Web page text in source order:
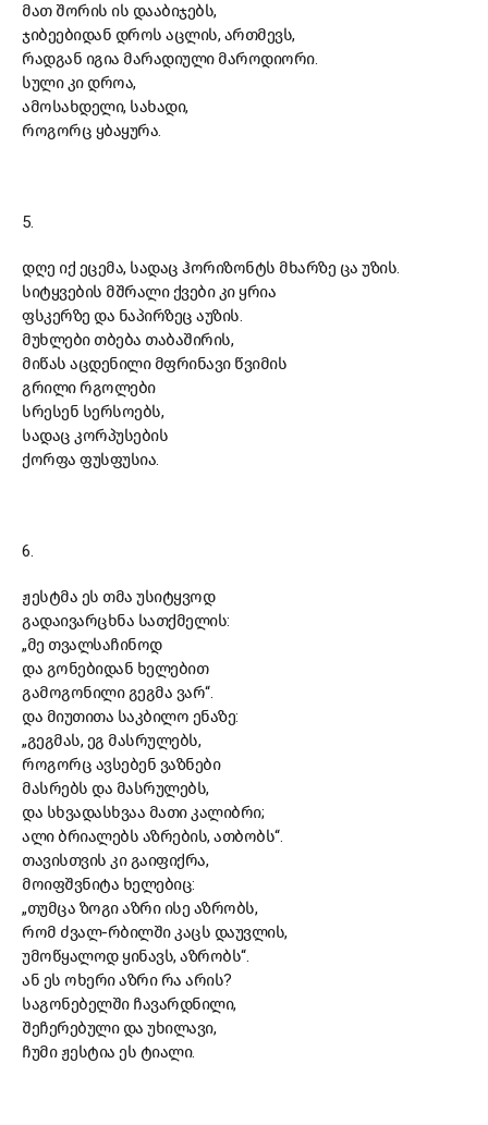
მათ შორის ის დააბიჯებს,
ჯიბეებიდან დროს აცლის, ართმევს,
რადგან იგია მარადიული მაროდიორი.
სული კი დროა,
ამოსახდელი, სახადი,
როგორც ყბაყურა.
5.
დღე იქ ეცემა, სადაც ჰორიზონტს მხარზე ცა უზის.
სიტყვების მშრალი ქვები კი ყრია
ფსკერზე და ნაპირზეც აუზის.
მუხლები თბება თაბაშირის,
მიწას აცდენილი მფრინავი წვიმის
გრილი რგოლები
სრესენ სერსოებს,
სადაც კორპუსების
ქორფა ფუსფუსია.
6.
ჟესტმა ეს თმა უსიტყვოდ
გადაივარცხნა სათქმელის:
„მე თვალსაჩინოდ
და გონებიდან ხელებით
გამოგონილი გეგმა ვარ“.
და მიუთითა საკბილო ენაზე:
„გეგმას, ეგ მასრულებს,
როგორც ავსებენ ვაზნები
მასრებს და მასრულებს,
და სხვადასხვაა მათი კალიბრი;
ალი ბრიალებს აზრების, ათბობს“.
თავისთვის კი გაიფიქრა,
მოიფშვნიტა ხელებიც:
„თუმცა ზოგი აზრი ისე აზრობს,
რომ ძვალ-რბილში კაცს დაუვლის,
უმოწყალოდ ყინავს, აზრობს“.
ან ეს ოხერი აზრი რა არის?
საგონებელში ჩავარდნილი,
შეჩერებული და უხილავი,
ჩუმი ჟესტია ეს ტიალი.